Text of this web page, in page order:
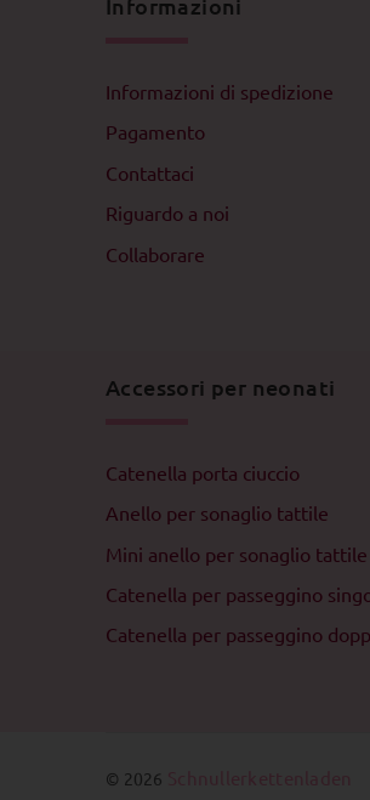
Informazioni di spedizione
Pagamento
Contattaci
Riguardo a noi
Collaborare
Accessori per neonati
Catenella porta ciuccio
Anello per sonaglio tattile
Mini anello per sonaglio tattile
Catenella per passeggino
Catenella per passeggino
© 2026